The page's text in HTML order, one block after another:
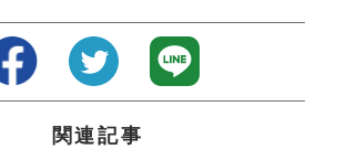
関連記事